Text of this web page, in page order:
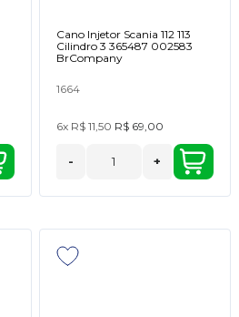
Cano Injetor Scania 112 113
Cilindro 3 365487 002583
BrCompany
1664
6x R$ 11,50 R$ 69,00
- +